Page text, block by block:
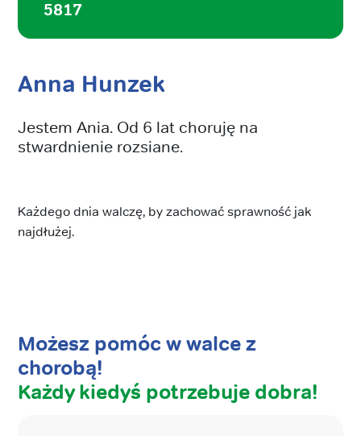
5817
Anna Hunzek
Jestem Ania. Od 6 lat choruję na
stwardnienie rozsiane.
Każdego dnia walczę, by zachować sprawność jak
najdłużej.
Możesz pomóc w walce z
chorobą!
Każdy kiedyś potrzebuje dobra!